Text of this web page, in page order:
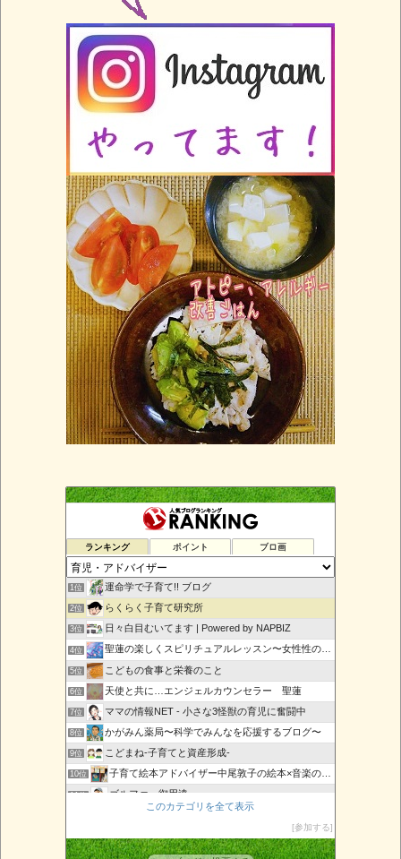
ランキング ポイント ブロ画
1位 運命学で子育て!! ブログ
2位 らくらく子育て研究所
3位 日々白目むいてます | Powered by NAPBIZ
4位 聖蓮の楽しくスピリチュアルレッスン〜女性性の目覚め〜
5位 こどもの食事と栄養のこと
6位 天使と共に…エンジェルカウンセラー 聖蓮
7位 ママの情報NET - 小さな3怪獣の育児に奮闘中
8位 かがみん薬局〜科学でみんなを応援するブログ〜
9位 こどまね-子育てと資産形成-
10位 子育て絵本アドバイザー中尾敦子の絵本×音楽の日々
11位 ゴルファー御用達
沖縄エンジェルカードAngelRose
14位 子育て初心者必見！
このカテゴリを全て表示
参加する